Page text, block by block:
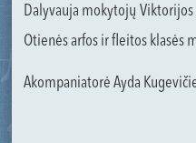
Dalyvauja mokytojų
Otienės arfos ir fleitos klasės
Akompaniatorė Ayda